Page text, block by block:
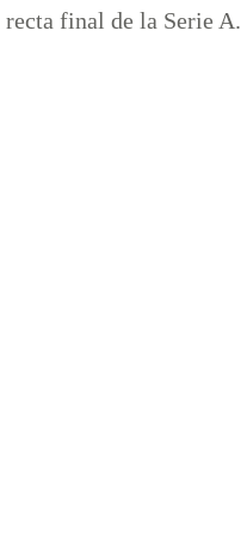
final de la Serie A.